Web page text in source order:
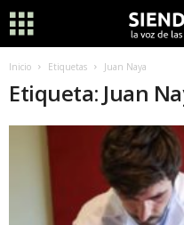
Inicio Etiquetas Juan Naya
Etiqueta: Juan